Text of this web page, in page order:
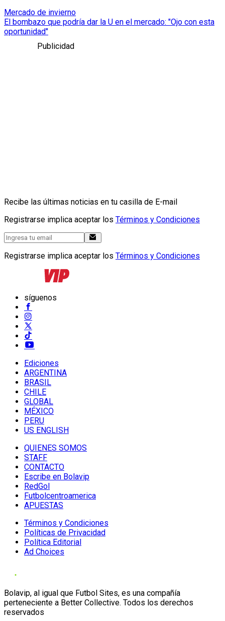
Mercado de invierno
El bombazo que podría dar la U en el mercado: "Ojo con esta
oportunidad"
Publicidad
Recibe las últimas noticias en tu casilla de E-mail
Registrarse implica aceptar los Términos y Condiciones
Registrarse implica aceptar los Términos y Condiciones
síguenos
Ediciones
ARGENTINA
BRASIL
CHILE
GLOBAL
MÉXICO
PERU
US ENGLISH
QUIENES SOMOS
STAFF
CONTACTO
Escribe en Bolavip
RedGol
Futbolcentroamerica
APUESTAS
Términos y Condiciones
Políticas de Privacidad
Política Editorial
Ad Choices
Bolavip, al igual que Futbol Sites, es una compañía
perteneciente a Better Collective. Todos los derechos
reservados